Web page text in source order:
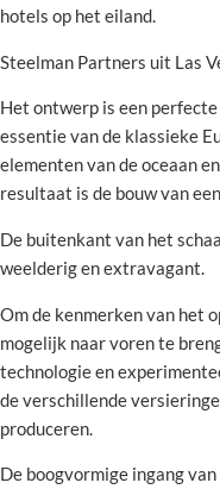
hotels op het eiland.
Steelman Partners uit Las
Het ontwerp is een
essentie van de klassieke
elementen van de oceaan
resultaat is de bouw van
De buitenkant van het
weelderig en extravagant.
Om de kenmerken van het
mogelijk naar voren te
technologie en
de verschillende
produceren.
De boogvormige ingang